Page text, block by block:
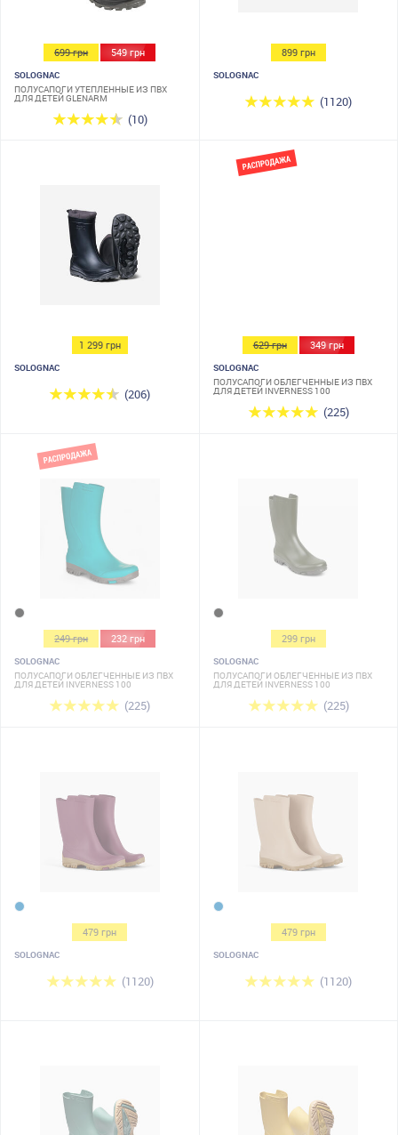
699 грн 549 грн
SOLOGNAC
ПОЛУСАПОГИ УТЕПЛЕННЫЕ ИЗ ПВХ
ДЛЯ ДЕТЕЙ GLENARM
(10)
899 грн
SOLOGNAC
(1120)
1 299 грн
SOLOGNAC
(206)
629 грн 349 грн
SOLOGNAC
ПОЛУСАПОГИ ОБЛЕГЧЕННЫЕ ИЗ ПВХ
ДЛЯ ДЕТЕЙ INVERNESS 100
(225)
249 грн 232 грн
SOLOGNAC
ПОЛУСАПОГИ ОБЛЕГЧЕННЫЕ ИЗ ПВХ
ДЛЯ ДЕТЕЙ INVERNESS 100
(225)
299 грн
SOLOGNAC
ПОЛУСАПОГИ ОБЛЕГЧЕННЫЕ ИЗ ПВХ
ДЛЯ ДЕТЕЙ INVERNESS 100
(225)
479 грн
SOLOGNAC
(1120)
479 грн
SOLOGNAC
(1120)